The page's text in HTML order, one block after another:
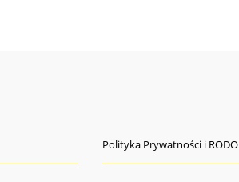
Polityka Prywatności i RODO